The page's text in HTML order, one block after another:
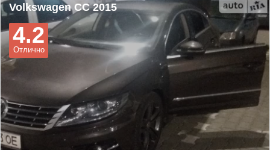
Volkswagen CC 2015
Отлично
4.2